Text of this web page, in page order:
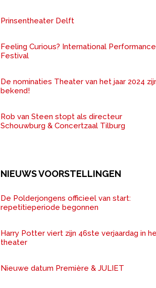
Prinsentheater Delft
Feeling Curious? International Performance
Festival
De nominaties Theater van het jaar 2024
bekend!
Rob van Steen stopt als directeur
Schouwburg & Concertzaal Tilburg
NIEUWS VOORSTELLINGEN
De Polderjongens officieel van start:
repetitieperiode begonnen
Harry Potter viert zijn 46ste verjaardag in
theater
Nieuwe datum Première & JULIET